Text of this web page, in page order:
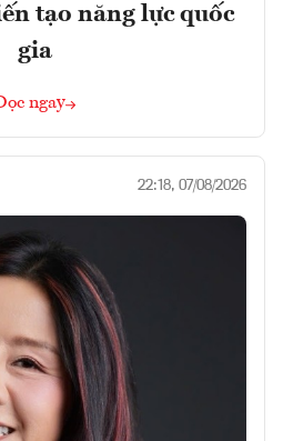
tạo năng lực quốc
gia
ngay
22:18, 07/08/2026